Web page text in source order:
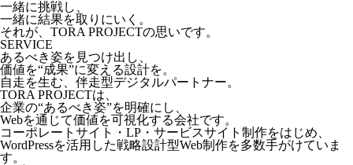
一緒に挑戦し、
一緒に結果を取りにいく。
それが、TORA PROJECTの思いです。
SERVICE
あるべき姿を見つけ出し、
価値を“成果”に変える設計を。
自走を生む、伴走型デジタルパートナー。
TORA PROJECTは、
企業の“あるべき姿”を明確にし、
Webを通じて価値を可視化する会社です。
コーポレートサイト・LP・サービスサイト制作をはじめ、
WordPressを活用した戦略設計型Web制作を多数手がけていま
す。